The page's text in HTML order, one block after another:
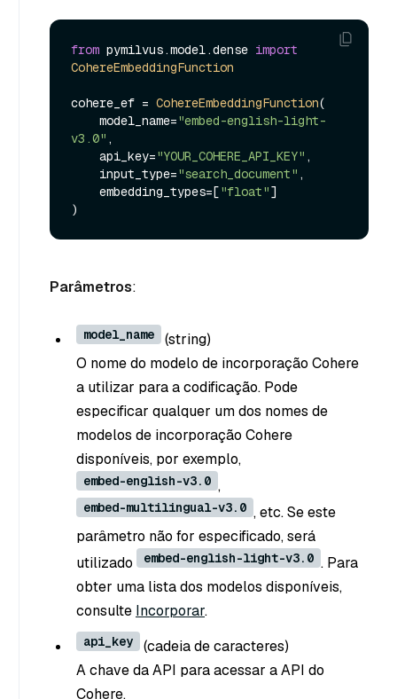
from pymilvus.model.dense import
CohereEmbeddingFunction
cohere_ef = CohereEmbeddingFunction(
    model_name=
"embed-english-light-
v3.0" ,
    api_key=
"YOUR_COHERE_API_KEY" ,
    input_type=
"search_document" ,
    embedding_types=[
"float"]
Parâmetros:
model_name (string)
O nome do modelo de incorporação Cohere
a utilizar para a codificação. Pode
especificar qualquer um dos nomes de
modelos de incorporação Cohere
disponíveis, por exemplo,
embed-english-v3.0 ,
embed-multilingual-v3.0 , etc. Se este
parâmetro não for especificado, será
utilizado
embed-english-light-v3.0 . Para
obter uma lista dos modelos disponíveis,
consulte Incorporar.
api_key (cadeia de caracteres)
A chave da API para acessar a API do
Cohere.